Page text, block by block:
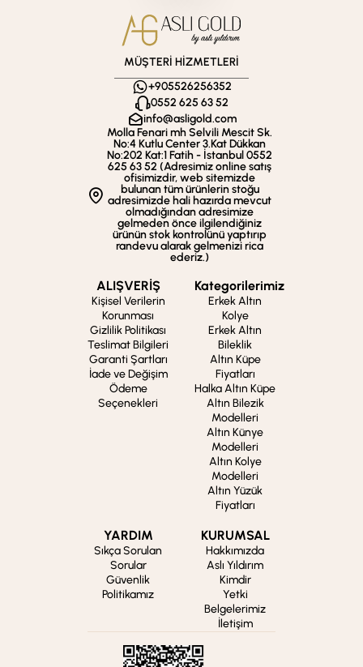
MÜŞTERİ HİZMETLERİ
+905526256352
0552 625 63 52
info@asligold.com
Molla Fenari mh Selvili Mescit Sk.
No:4 Kutlu Center 3.Kat Dükkan
No:202 Kat:1 Fatih - İstanbul 0552
625 63 52 (Adresimiz online satış
ofisimizdir, web sitemizde
bulunan tüm ürünlerin stoğu
adresimizde hali hazırda mevcut
olmadığından adresimize
gelmeden önce ilgilendiğiniz
ürünün stok kontrolünü yaptırıp
randevu alarak gelmenizi rica
ederiz.)
ALIŞVERİŞ
Kişisel Verilerin
Korunması
Gizlilik Politikası
Teslimat Bilgileri
Garanti Şartları
İade ve Değişim
Ödeme
Seçenekleri
Kategorilerimiz
Erkek Altın
Kolye
Erkek Altın
Bileklik
Altın Küpe
Fiyatları
Halka Altın Küpe
Altın Bilezik
Modelleri
Altın Künye
Modelleri
Altın Kolye
Modelleri
Altın Yüzük
Fiyatları
YARDIM
Sıkça Sorulan
Sorular
Güvenlik
Politikamız
KURUMSAL
Hakkımızda
Aslı Yıldırım
Kimdir
Yetki
Belgelerimiz
İletişim